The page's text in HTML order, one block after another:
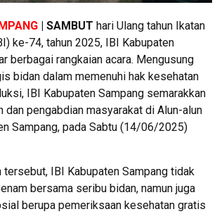
| SAMBUT hari Ulang tahun Ikatan
ke-74, tahun 2025, IBI Kabupaten
berbagai rangkaian acara. Mengusung
bidan dalam memenuhi hak kesehatan
IBI Kabupaten Sampang semarakkan
dan pengabdian masyarakat di Alun-alun
Sampang, pada Sabtu (14/06/2025)
tersebut, IBI Kabupaten Sampang tidak
bersama seribu bidan, namun juga
berupa pemeriksaan kesehatan gratis